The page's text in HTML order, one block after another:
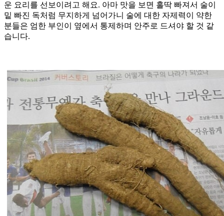
운 요리를 선보이려고 해요. 아마 맛을 보면 홀딱 빠져서 술이
밑 빠진 독처럼 무지하게 넘어가니 술에 대한 자제력이 약한
분들은 엄한 부인이 옆에서 통제하며 안주로 드셔야 할 것 같
습니다.